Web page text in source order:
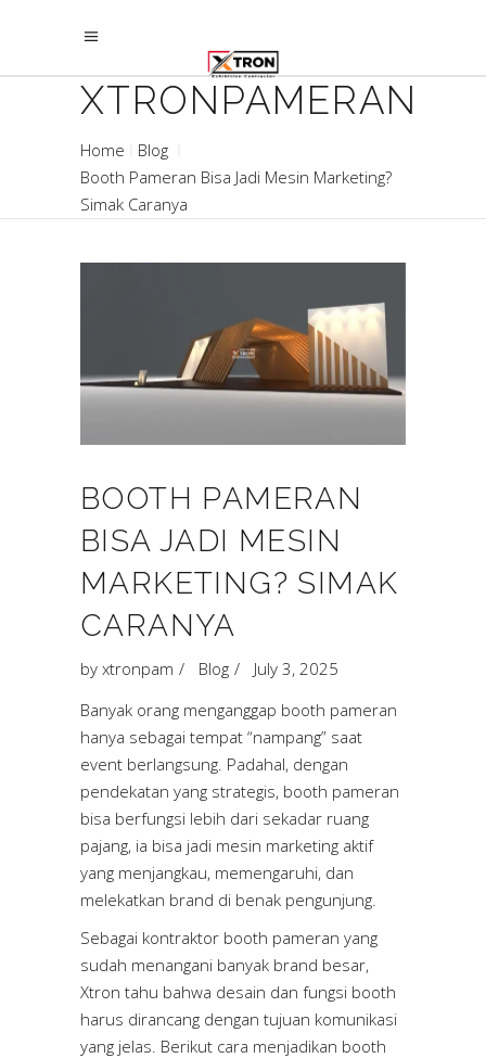
XTRONPAMERAN
Home
Blog
Booth Pameran Bisa Jadi Mesin Marketing?
Simak Caranya
BOOTH PAMERAN
BISA JADI MESIN
MARKETING? SIMAK
CARANYA
by xtronpam Blog
July 3, 2025
Banyak orang menganggap booth pameran
hanya sebagai tempat “nampang” saat
event berlangsung. Padahal, dengan
pendekatan yang strategis, booth pameran
bisa berfungsi lebih dari sekadar ruang
pajang, ia bisa jadi mesin marketing aktif
yang menjangkau, memengaruhi, dan
melekatkan brand di benak pengunjung.
Sebagai kontraktor booth pameran yang
sudah menangani banyak brand besar,
Xtron tahu bahwa desain dan fungsi booth
harus dirancang dengan tujuan komunikasi
yang jelas. Berikut cara menjadikan booth